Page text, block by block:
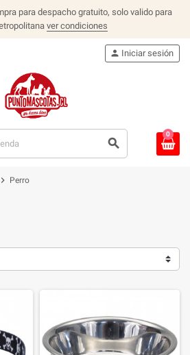
para despacho gratuito, solo valido para
ver condiciones
search
person Iniciar sesión
0
chevron_right Perro